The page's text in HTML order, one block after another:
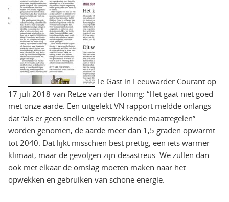
Te Gast in Leeuwarder Courant op
17 juli 2018 van Retze van der Honing: “Het gaat niet goed
met onze aarde. Een uitgelekt VN rapport meldde onlangs
dat “als er geen snelle en verstrekkende maatregelen”
worden genomen, de aarde meer dan 1,5 graden opwarmt
tot 2040. Dat lijkt misschien best prettig, een iets warmer
klimaat, maar de gevolgen zijn desastreus. We zullen dan
ook met elkaar de omslag moeten maken naar het
opwekken en gebruiken van schone energie.